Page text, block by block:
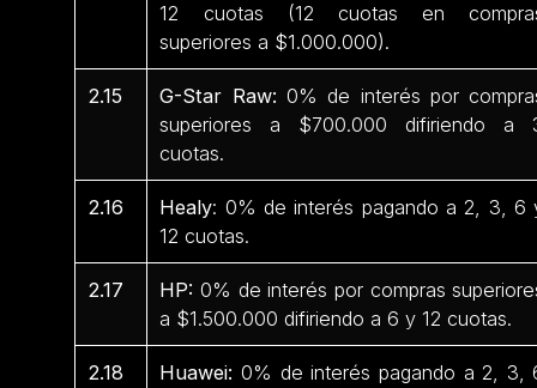
12 cuotas (12 cuotas en
superiores a $1.000.000).
2.15 G-Star Raw: 0% de interés por
superiores a $700.000 difiriendo a
cuotas.
2.16 Healy: 0% de interés pagando a 2, 3, 6
12 cuotas.
2.17 HP: 0% de interés por compras
a $1.500.000 difiriendo a 6 y 12 cuotas.
2.18 Huawei: 0% de interés pagando a 2, 3,